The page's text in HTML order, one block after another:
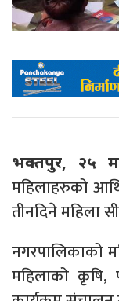
भक्तपुर, २५
महिलाहरुको
तीनदिने महिला
नगरपालिकाको
महिलाको